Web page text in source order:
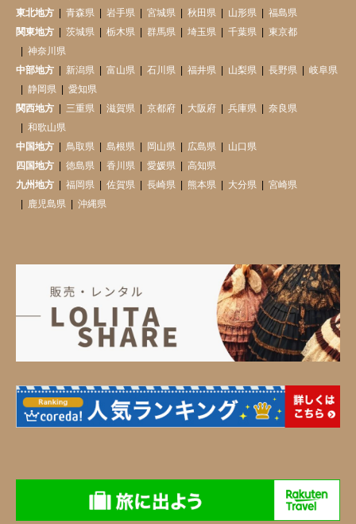
東北地方
青森県 岩手県 宮城県 秋田県 山形県
福島県
関東地方
茨城県 栃木県 群馬県 埼玉県 千葉県
東京都
神奈川県
中部地方
新潟県 富山県 石川県 福井県 山梨県 長野県
岐阜県
静岡県
愛知県
関西地方
三重県 滋賀県 京都府 大阪府 兵庫県
奈良県
和歌山県
中国地方
鳥取県 島根県 岡山県 広島県
山口県
四国地方
徳島県 香川県 愛媛県
高知県
九州地方
福岡県 佐賀県 長崎県 熊本県 大分県
宮崎県
鹿児島県
沖縄県